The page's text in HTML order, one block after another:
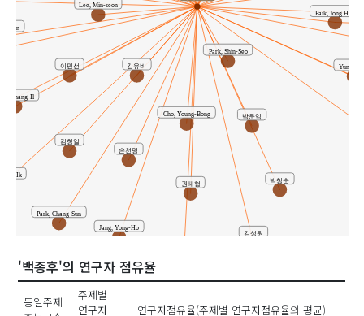
Paik, Jong Hoo
Chang-Il
Park, Shin-Seo
김창일
Jang, Yong-Ho
손천명
김유비
Park, Chang-Sun
Cho, Young-Bong
Yun, Ji
권태형
Lee, Min-seon
김성원
Won
박창순
이민선
Ik
박운익
'백종후'의 연구자 점유율
동일주제
주제별
연구자
연구자점유율(주제별 연구자점유율의 평균)